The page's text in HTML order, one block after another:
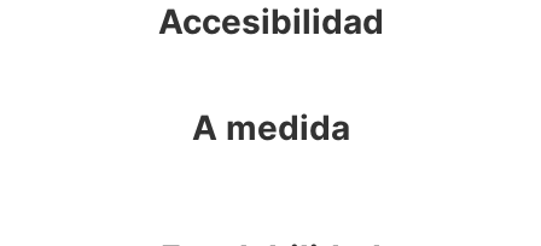
Accesibilidad
A medida